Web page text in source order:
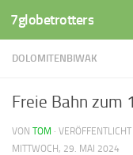
Zum Inhalt springen
7globetrotters
DOLOMITENBIWAK
Freie Bahn zum
VON TOM · VERÖFFENTLICHT
MITTWOCH, 29. MAI 2024